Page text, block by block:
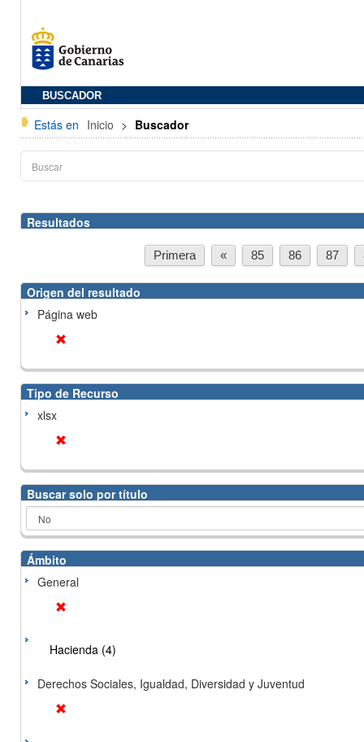
BUSCADOR
Estás en Inicio > Buscador
Resultados
Primera « 85 86 87
Origen del resultado
Página web
Tipo de Recurso
xlsx
Buscar solo por título
Ámbito
General
Hacienda (4)
Derechos Sociales, Igualdad, Diversidad y Juventud